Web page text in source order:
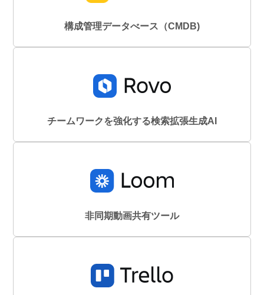
構成管理データべース（CMDB)
チームワークを強化する検索拡張生成AI
非同期動画共有ツール